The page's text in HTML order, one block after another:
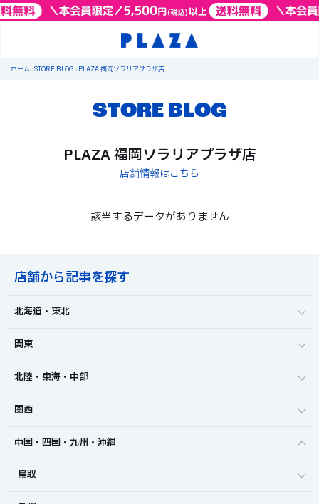
ホーム>STORE BLOG>PLAZA 福岡ソラリアプラザ店
STORE BLOG
PLAZA 福岡ソラリアプラザ店
店舗情報はこちら
該当するデータがありません
店舗から記事を探す
北海道・東北
関東
北陸・東海・中部
関西
中国・四国・九州・沖縄
鳥取